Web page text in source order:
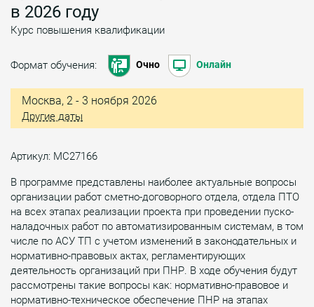
в 2026 году
Курс повышения квалификации
Формат обучения: Очно Онлайн
Москва, 2 - 3 ноября 2026
Другие даты
Артикул: МС27166
В программе представлены наиболее актуальные вопросы
организации работ сметно-договорного отдела, отдела ПТО
на всех этапах реализации проекта при проведении пуско-
наладочных работ по автоматизированным системам, в том
числе по АСУ ТП с учетом изменений в законодательных и
нормативно-правовых актах, регламентирующих
деятельность организаций при ПНР. В ходе обучения будут
рассмотрены такие вопросы как: нормативно-правовое и
нормативно-техническое обеспечение ПНР на этапах
Заказать